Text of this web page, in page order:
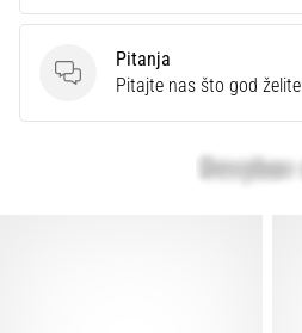
Pitanja
Pitanja
Pitajte nas što god želite